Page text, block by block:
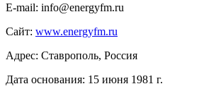
E-mail: info@energyfm.ru
Сайт: www.energyfm.ru
Адрес: Ставрополь, Россия
Дата основания: 15 июня 1981 г.